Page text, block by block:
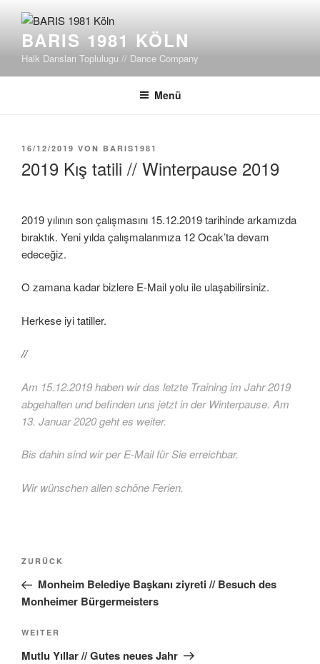
Inhalt
springenBARIS 1981 KÖLN
Halk Dansları Toplulugu // Dance Company
Menü
VERÖFFENTLICHT
16/12/2019 VON BARIS1981
2019 Kış tatili // Winterpause 2019
2019 yılının son çalışmasını 15.12.2019 tarihinde arkamızda
bıraktık. Yeni yılda çalışmalarımıza 12 Ocak’ta devam
edeceğiz.
O zamana kadar bizlere E-Mail yolu ile ulaşabilirsiniz.
Herkese iyi tatiller.
//
Am 15.12.2019 haben wir das letzte Training im Jahr 2019
abgehalten und befinden uns jetzt in der Winterpause. Am
13. Januar 2020 geht es weiter.
Bis dahin sind wir per E-Mail für Sie erreichbar.
Wir wünschen allen schöne Ferien.
Beitragsnavigation
Vorheriger
Beitrag
ZURÜCK
Monheim Belediye Başkanı ziyreti // Besuch des
Monheimer Bürgermeisters
Nächster
Beitrag
WEITER
Mutlu Yıllar // Gutes neues Jahr